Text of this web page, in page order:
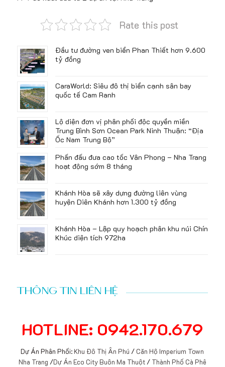
Rate this post
Đầu tư đường ven biển Phan Thiết hơn 9.600
tỷ đồng
CaraWorld: Siêu đô thị biển cạnh sân bay
quốc tế Cam Ranh
Lộ diện đơn vị phân phối độc quyền miền
Trung Bình Sơn Ocean Park Ninh Thuận: “Địa
Ốc Nam Trung Bộ”
Phấn đấu đưa cao tốc Vân Phong – Nha Trang
hoạt động sớm 8 tháng
Khánh Hòa sẽ xây dựng đường liên vùng
huyện Diên Khánh hơn 1.300 tỷ đồng
Khánh Hòa – Lập quy hoạch phân khu núi Chín
Khúc diện tích 972ha
THÔNG TIN LIÊN HỆ
HOTLINE: 0942.170.679
Dự Án Phân Phối:Khu Đô Thị Ân Phú /Căn Hộ Imperium Town
Nha Trang /Dự Án Eco City Buôn Ma Thuột/ Thành Phố Cà Phê